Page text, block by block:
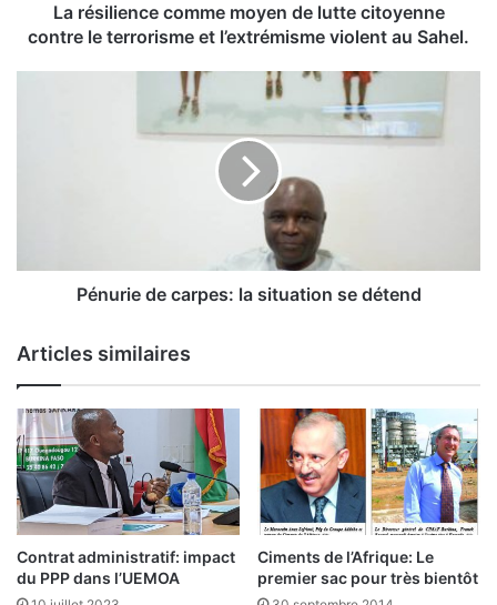
e
l
u
t
t
e
c
i
t
o
y
e
La résilience comme moyen de lutte citoyenne
contre le terrorisme et l’extrémisme violent au Sahel.
e
p
e
s
:
l
a
s
i
t
u
a
Pénurie de carpes: la situation se détend
Articles similaires
Contrat administratif: impact
du PPP dans l’UEMOA
Ciments de l’Afrique: Le
premier sac pour très bientôt